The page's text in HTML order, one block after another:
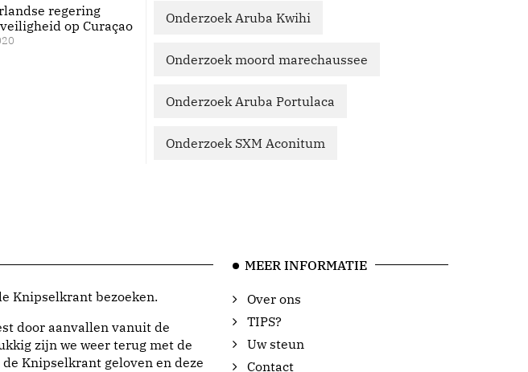
regering
op Curaçao
Onderzoek Aruba Kwihi
Onderzoek moord marechaussee
Onderzoek Aruba Portulaca
Onderzoek SXM Aconitum
Knipselkrant bezoeken.
door aanvallen vanuit de
zijn we weer terug met de
Knipselkrant geloven en deze
MEER INFORMATIE
Over ons
TIPS?
Uw steun
Contact